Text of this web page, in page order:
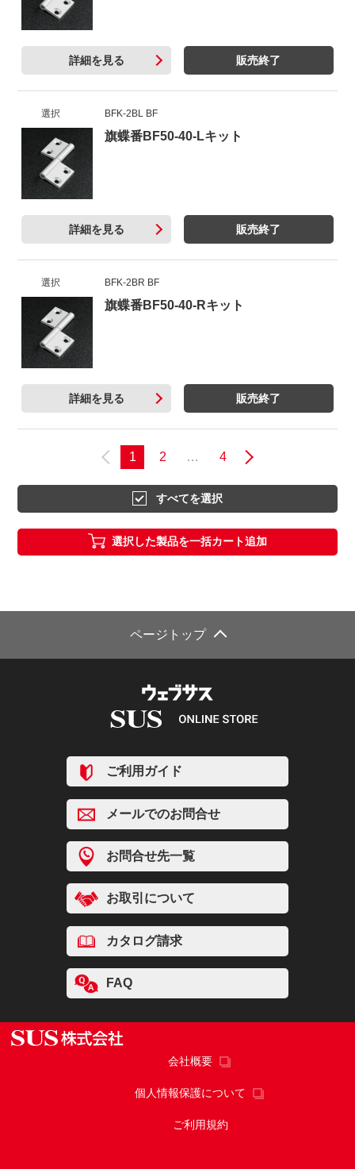
詳細を見る 販売終了
選択 BFK-2BL BF
旗蝶番BF50-40-Lキット
詳細を見る 販売終了
選択 BFK-2BR BF
旗蝶番BF50-40-Rキット
詳細を見る 販売終了
1 2 … 4
すべてを選択
選択した製品を一括カート追加
ページトップ
ご利用ガイド
メールでのお問合せ
お問合せ先一覧
お取引について
カタログ請求
FAQ
会社概要
個人情報保護について
ご利用規約